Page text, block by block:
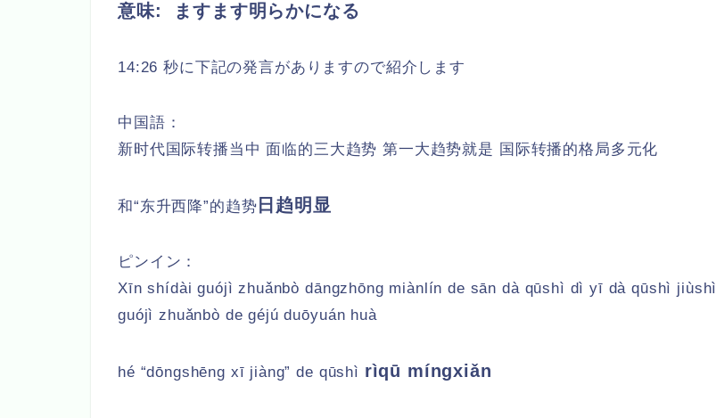
意味: ますます明らかになる
14:26 秒に下記の発言がありますので紹介します
中国語：
新时代国际转播当中 面临的三大趋势 第一大趋势就是 国际转播的格局多元化
和“东升西降”的趋势 日趋明显
ピンイン：
Xīn shídài guójì zhuǎnbò dāngzhōng miànlín de sān dà qūshì dì yī dà qūshì jiùshì
guójì zhuǎnbò de géjú duōyuán huà
hé “dōngshēng xī jiàng” de qūshì rìqū míngxiǎn